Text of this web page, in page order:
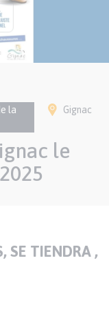
la
Ville(s)
Gignac
le
, SE TIENDRA ,